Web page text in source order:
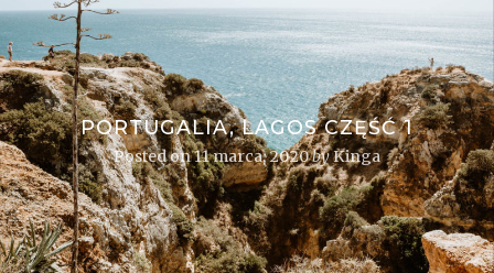
PORTUGALIA, LAGOS CZĘŚĆ 1
Posted on11 marca, 2020byKinga